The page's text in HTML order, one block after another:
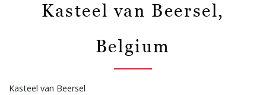
Kasteel van Beersel,
Belgium
Kasteel van Beersel